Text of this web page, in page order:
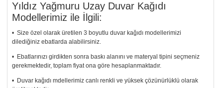
Yıldız Yağmuru Uzay Duvar Kağıdı
Modellerimiz ile İlgili:
• Size özel olarak üretilen 3 boyutlu duvar kağıdı modellerimizi
dilediğiniz ebatlarda alabilirsiniz.
• Ebatlarınızı girdikten sonra baskı alanını ve materyal tipini seçmeniz
gerekmektedir, toplam fiyat ona göre hesaplanmaktadır.
• Duvar kağıdı mdellerimiz canlı renkli ve yüksek çözünürlüklü olarak